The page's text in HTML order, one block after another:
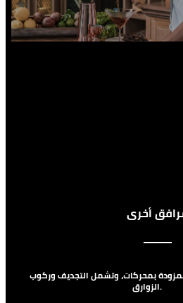
أخرى
بمحركات، وتشمل التجديف وركوب
الزوارق.